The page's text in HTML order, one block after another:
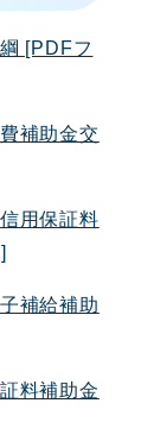
[PDFフ
補助金交
用保証料
補給補助
料補助金